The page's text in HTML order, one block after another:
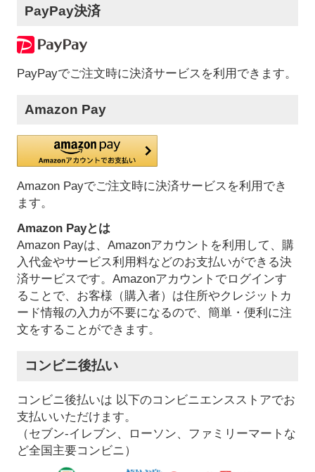
PayPay決済
PayPayでご注文時に決済サービスを利用できます。
Amazon Pay
Amazon Payでご注文時に決済サービスを利用でき
ます。
Amazon Payとは
Amazon Payは、Amazonアカウントを利用して、購
入代金やサービス利用料などのお支払いができる決
済サービスです。Amazonアカウントでログインす
ることで、お客様（購入者）は住所やクレジットカ
ード情報の入力が不要になるので、簡単・便利に注
文をすることができます。
コンビニ後払い
コンビニ後払いは 以下のコンビニエンスストアでお
支払いいただけます。
（セブン-イレブン、ローソン、ファミリーマートな
ど全国主要コンビニ）